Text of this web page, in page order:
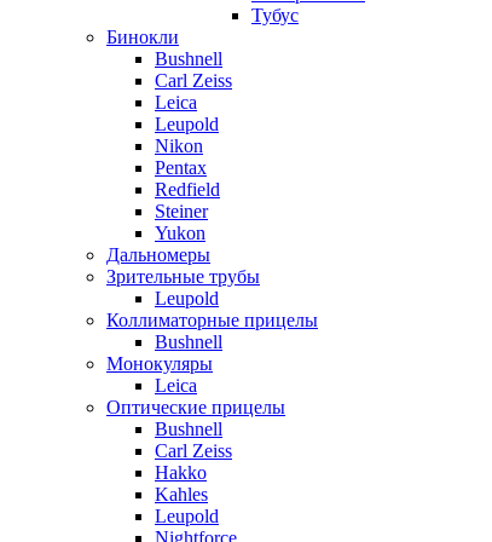
Тубус
Бинокли
Bushnell
Carl Zeiss
Leica
Leupold
Nikon
Pentax
Redfield
Steiner
Yukon
Дальномеры
Зрительные трубы
Leupold
Коллиматорные прицелы
Bushnell
Монокуляры
Leica
Оптические прицелы
Bushnell
Carl Zeiss
Hakko
Kahles
Leupold
Nightforce